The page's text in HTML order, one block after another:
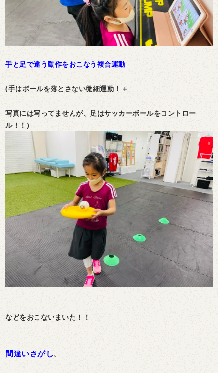
手と足で違う動作をおこなう複合運動
(手はボールを落とさない微細運動！＋
写真には写ってませんが、 足はサッカーボールをコントロー
ル！！)
などをおこないまいた！！
間違いさがし、